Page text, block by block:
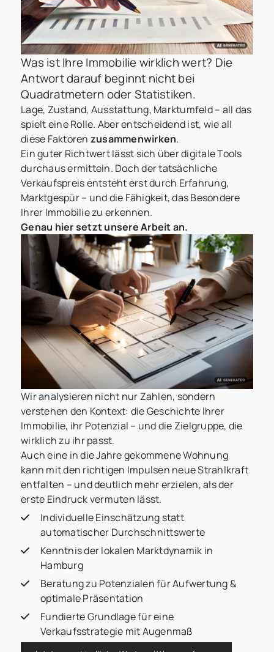
Was ist Ihre Immobilie wirklich wert? Die
Antwort darauf beginnt nicht bei
Quadratmetern oder Statistiken.
Lage, Zustand, Ausstattung, Marktumfeld – all das
spielt eine Rolle. Aber entscheidend ist, wie all
diese Faktoren zusammenwirken.
Ein guter Richtwert lässt sich über digitale Tools
durchaus ermitteln. Doch der tatsächliche
Verkaufspreis entsteht erst durch Erfahrung,
Marktgespür – und die Fähigkeit, das Besondere
Ihrer Immobilie zu erkennen.
Genau hier setzt unsere Arbeit an.
Wir analysieren nicht nur Zahlen, sondern
verstehen den Kontext: die Geschichte Ihrer
Immobilie, ihr Potenzial – und die Zielgruppe, die
wirklich zu ihr passt.
Auch eine in die Jahre gekommene Wohnung
kann mit den richtigen Impulsen neue Strahlkraft
entfalten – und deutlich mehr erzielen, als der
erste Eindruck vermuten lässt.
Individuelle Einschätzung statt
automatischer Durchschnittswerte
Kenntnis der lokalen Marktdynamik in
Hamburg
Beratung zu Potenzialen für Aufwertung &
optimale Präsentation
Fundierte Grundlage für eine
Verkaufsstrategie mit Augenmaß